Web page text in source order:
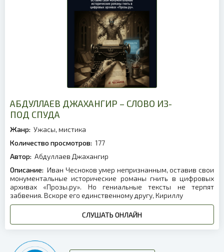
АБДУЛЛАЕВ ДЖАХАНГИР – СЛОВО ИЗ-
ПОД СПУДА
Жанр: Ужасы, мистика
Количество просмотров: 177
Автор: Абдуллаев Джахангир
Описание: Иван Чесноков умер непризнанным, оставив свои
монументальные исторические романы гнить в цифровых
архивах «Прозы.ру». Но гениальные тексты не терпят
забвения. Вскоре его единственному другу, Кириллу
СЛУШАТЬ ОНЛАЙН